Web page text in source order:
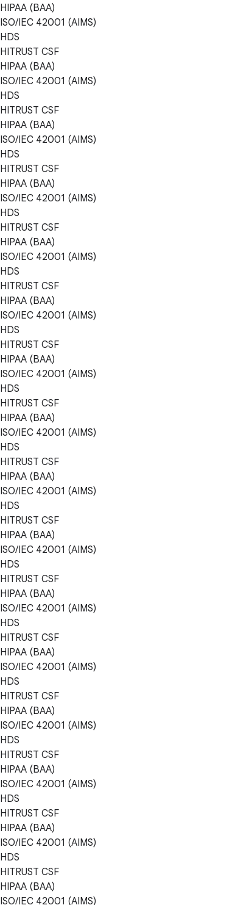
HIPAA (BAA)
ISO/IEC 42001 (AIMS)
HDS
HITRUST CSF
HIPAA (BAA)
ISO/IEC 42001 (AIMS)
HDS
HITRUST CSF
HIPAA (BAA)
ISO/IEC 42001 (AIMS)
HDS
HITRUST CSF
HIPAA (BAA)
ISO/IEC 42001 (AIMS)
HDS
HITRUST CSF
HIPAA (BAA)
ISO/IEC 42001 (AIMS)
HDS
HITRUST CSF
HIPAA (BAA)
ISO/IEC 42001 (AIMS)
HDS
HITRUST CSF
HIPAA (BAA)
ISO/IEC 42001 (AIMS)
HDS
HITRUST CSF
HIPAA (BAA)
ISO/IEC 42001 (AIMS)
HDS
HITRUST CSF
HIPAA (BAA)
ISO/IEC 42001 (AIMS)
HDS
HITRUST CSF
HIPAA (BAA)
ISO/IEC 42001 (AIMS)
HDS
HITRUST CSF
HIPAA (BAA)
ISO/IEC 42001 (AIMS)
HDS
HITRUST CSF
HIPAA (BAA)
ISO/IEC 42001 (AIMS)
HDS
HITRUST CSF
HIPAA (BAA)
ISO/IEC 42001 (AIMS)
HDS
HITRUST CSF
HIPAA (BAA)
ISO/IEC 42001 (AIMS)
HDS
HITRUST CSF
HIPAA (BAA)
ISO/IEC 42001 (AIMS)
HDS
HITRUST CSF
HIPAA (BAA)
ISO/IEC 42001 (AIMS)